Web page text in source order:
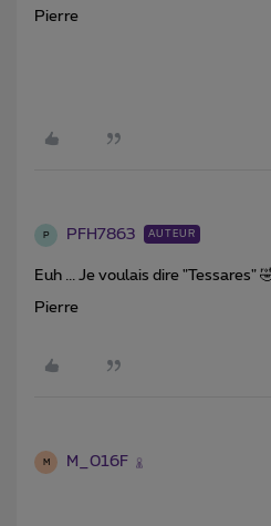
Pierre
P PFH7863 AUTEUR
Euh ... Je voulais dire "Tessares"
Pierre
M M_016F